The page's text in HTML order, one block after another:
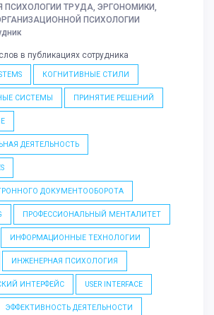
ПСИХОЛОГИИ ТРУДА, ЭРГОНОМИКИ,
ПСИХОЛОГИИ
в публикациях сотрудника
КОГНИТИВНЫЕ СТИЛИ
СИСТЕМЫ ПРИНЯТИЕ РЕШЕНИЙ
ДЕЯТЕЛЬНОСТЬ
ДОКУМЕНТООБОРОТА
ПРОФЕССИОНАЛЬНЫЙ МЕНТАЛИТЕТ
ИНФОРМАЦИОННЫЕ ТЕХНОЛОГИИ
ИНЖЕНЕРНАЯ ПСИХОЛОГИЯ
ИНТЕРФЕЙС USER INTERFACE
ЭФФЕКТИВНОСТЬ ДЕЯТЕЛЬНОСТИ